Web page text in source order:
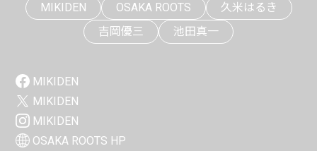
MIKIDEN OSAKA ROOTS
久米はるき
吉岡優三
池田真一
MIKIDEN
MIKIDEN
MIKIDEN
OSAKA ROOTS HP